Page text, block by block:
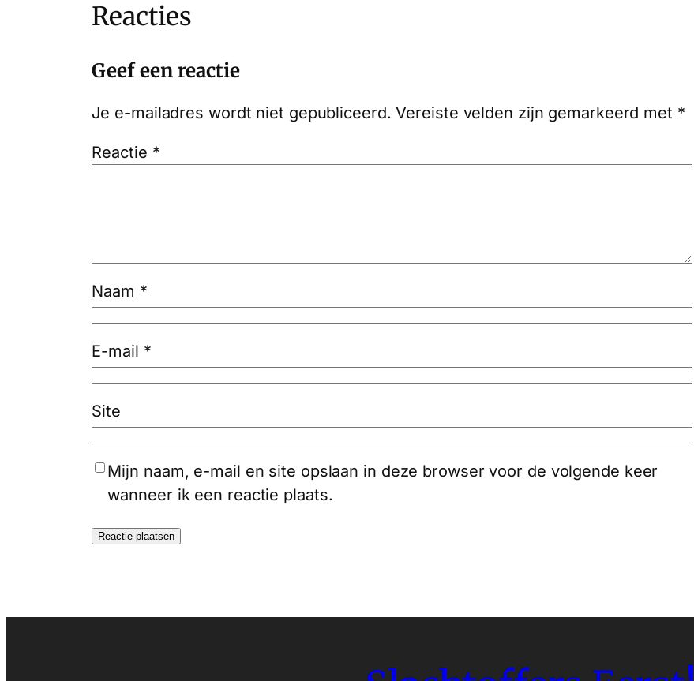
Reacties
Geef een reactie
Je e-mailadres wordt niet gepubliceerd. Vereiste velden zijn gemarkeerd met *
Reactie *
Naam *
E-mail *
Site
Mijn naam, e-mail en site opslaan in deze browser voor de volgende keer
wanneer ik een reactie plaats.